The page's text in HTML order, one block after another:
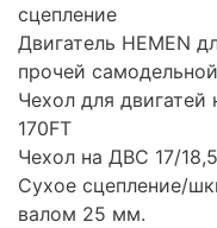
сцепление
Двигатель HEMEN
прочей
Чехол для двигатей
170FT
Чехол на ДВС 17/
Сухое сцепление/
валом 25 мм.